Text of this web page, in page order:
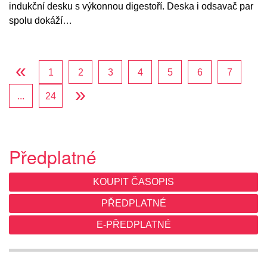
indukční desku s výkonnou digestoří. Deska i odsavač par
spolu dokáží…
« 1 2 3 4 5 6 7
... 24 »
Předplatné
KOUPIT ČASOPIS
PŘEDPLATNÉ
E-PŘEDPLATNÉ